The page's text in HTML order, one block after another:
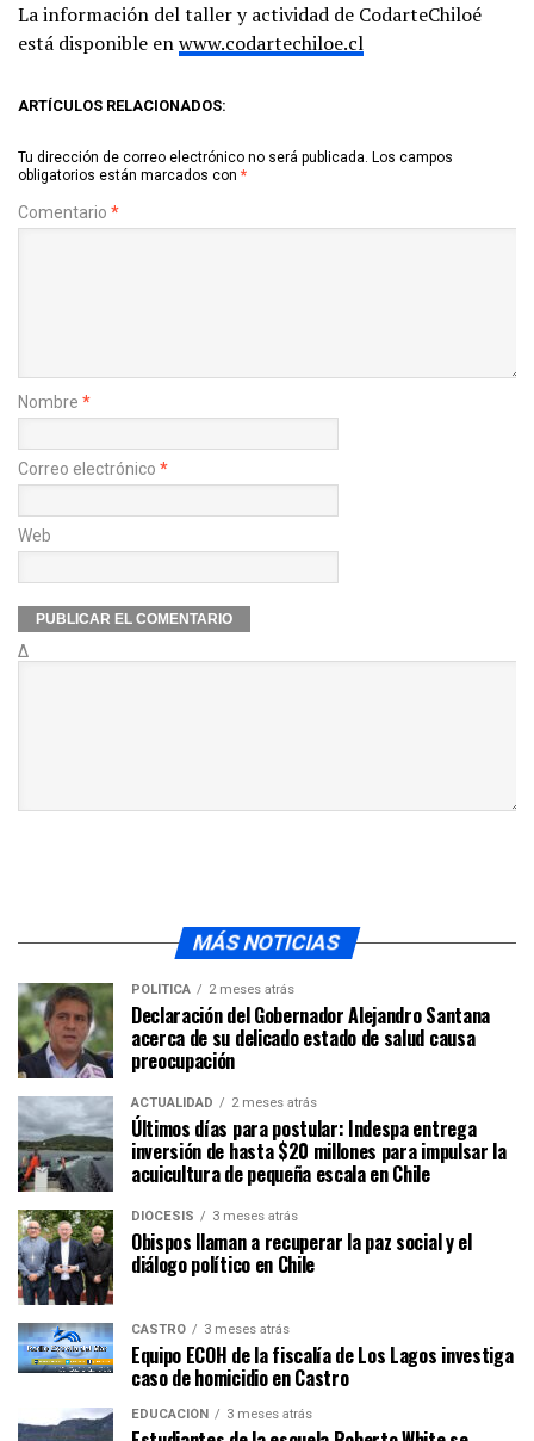
La información del taller y actividad de CodarteChiloé
está disponible enwww.codartechiloe.cl
ARTÍCULOS RELACIONADOS:
Tu dirección de correo electrónico no será publicada. Los campos
obligatorios están marcados con *
Comentario *
Nombre *
Correo electrónico *
Web
Δ
MÁS NOTICIAS
POLÍTICA 2 meses atrás
Declaración del Gobernador Alejandro Santana
acerca de su delicado estado de salud causa
preocupación
ACTUALIDAD 2 meses atrás
Últimos días para postular: Indespa entrega
inversión de hasta $20 millones para impulsar la
acuicultura de pequeña escala en Chile
DIÓCESIS 3 meses atrás
Obispos llaman a recuperar la paz social y el
diálogo político en Chile
CASTRO 3 meses atrás
Equipo ECOH de la fiscalía de Los Lagos investiga
caso de homicidio en Castro
EDUCACIÓN 3 meses atrás